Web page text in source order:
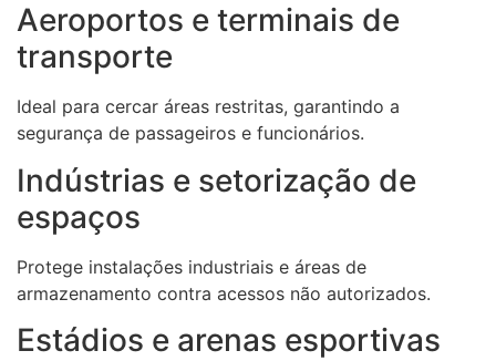
Aeroportos e terminais de
transporte
Ideal para cercar áreas restritas, garantindo a
segurança de passageiros e funcionários.
Indústrias e setorização de
espaços
Protege instalações industriais e áreas de
armazenamento contra acessos não autorizados.
Estádios e arenas esportivas